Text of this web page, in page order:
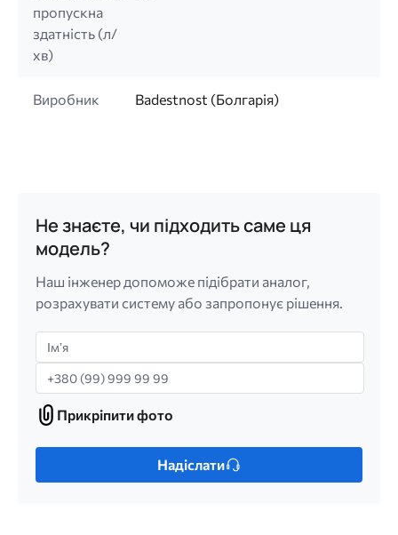
пропускна
здатність (л/
хв)
Виробник Badestnost (Болгарія)
Не знаєте, чи підходить саме ця
модель?
Наш інженер допоможе підібрати аналог,
розрахувати систему або запропонує рішення.
Імʼя
Телефон
Прикріпити
фото
Прикріпити фото
Лише
Надіслати